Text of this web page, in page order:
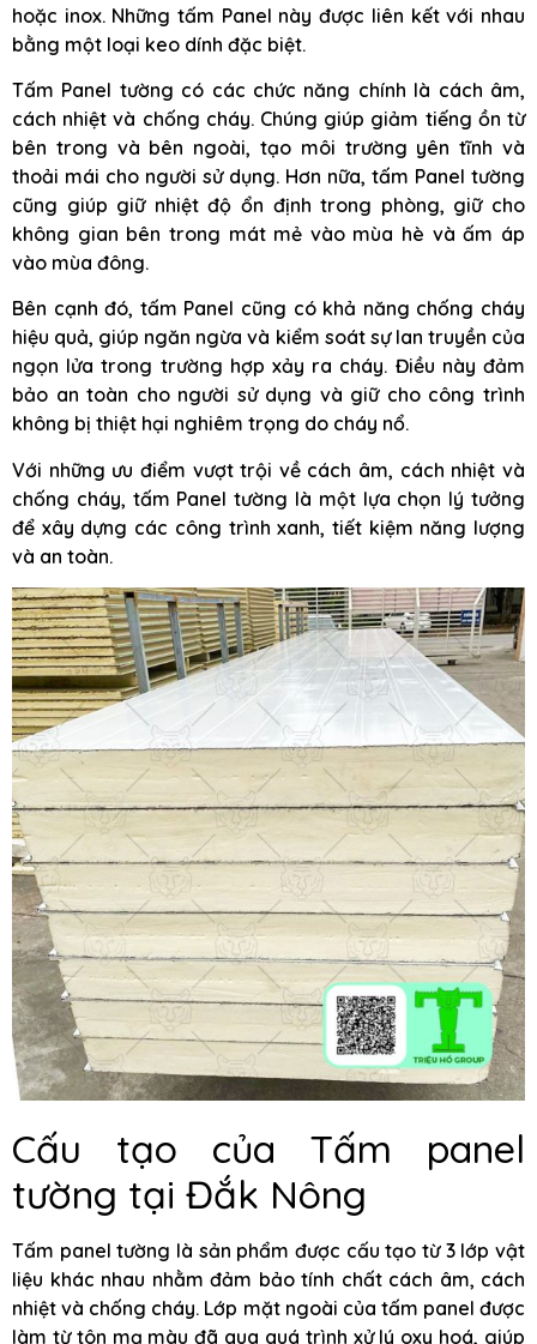
hoặc inox. Những tấm Panel này được liên kết với nhau
bằng một loại keo dính đặc biệt.
Tấm Panel tường có các chức năng chính là cách âm,
cách nhiệt và chống cháy. Chúng giúp giảm tiếng ồn từ
bên trong và bên ngoài, tạo môi trường yên tĩnh và
thoải mái cho người sử dụng. Hơn nữa, tấm Panel tường
cũng giúp giữ nhiệt độ ổn định trong phòng, giữ cho
không gian bên trong mát mẻ vào mùa hè và ấm áp
vào mùa đông.
Bên cạnh đó, tấm Panel cũng có khả năng chống cháy
hiệu quả, giúp ngăn ngừa và kiểm soát sự lan truyền của
ngọn lửa trong trường hợp xảy ra cháy. Điều này đảm
bảo an toàn cho người sử dụng và giữ cho công trình
không bị thiệt hại nghiêm trọng do cháy nổ.
Với những ưu điểm vượt trội về cách âm, cách nhiệt và
chống cháy, tấm Panel tường là một lựa chọn lý tưởng
để xây dựng các công trình xanh, tiết kiệm năng lượng
và an toàn.
Cấu tạo của Tấm panel
tường tại Đắk Nông
Tấm panel tường là sản phẩm được cấu tạo từ 3 lớp vật
liệu khác nhau nhằm đảm bảo tính chất cách âm, cách
nhiệt và chống cháy. Lớp mặt ngoài của tấm panel được
làm từ tôn mạ màu đã qua quá trình xử lý oxy hoá, giúp